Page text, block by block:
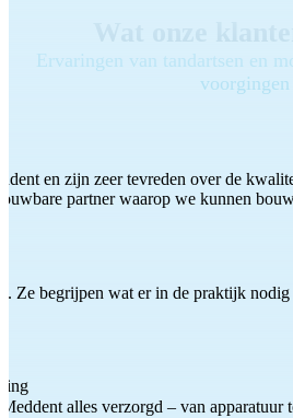
Ervaringen van tandartsen en
voorgingen
en zijn zeer tevreden over de
partner waarop we kunnen
Ze begrijpen wat er in de praktijk
alles verzorgd – van